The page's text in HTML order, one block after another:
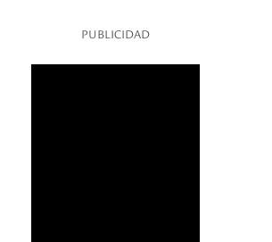
PUBLICIDAD